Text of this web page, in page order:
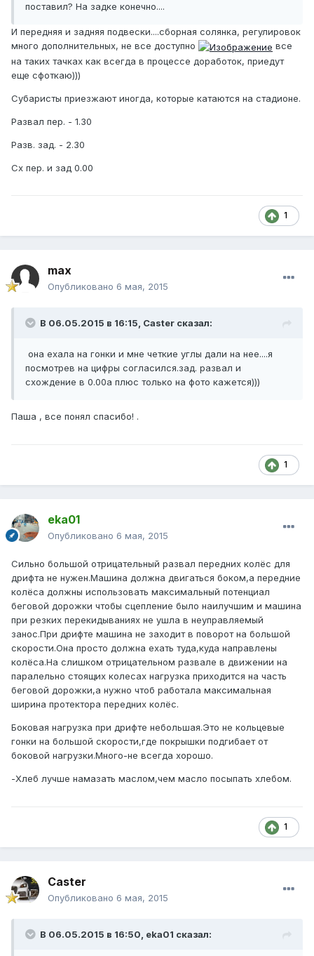
поставил? На задке конечно....
И передняя и задняя подвески....сборная солянка, регулировок
много дополнительных, не все доступно
все
на таких тачках как всегда в процессе доработок, приедут
еще сфоткаю)))
Субаристы приезжают иногда, которые катаются на стадионе.
Развал пер. - 1.30
Разв. зад. - 2.30
Сх пер. и зад 0.00
1
max
Опубликовано 6 мая, 2015
В 06.05.2015 в 16:15, Caster сказал:
она ехала на гонки и мне четкие углы дали на нее....я
посмотрев на цифры согласился.зад. развал и
схождение в 0.00а плюс только на фото кажется)))
Паша , все понял спасибо! .
1
eka01
Опубликовано 6 мая, 2015
Сильно большой отрицательный развал передних колёс для
дрифта не нужен.Машина должна двигаться боком,а передние
колёса должны использовать максимальный потенциал
беговой дорожки чтобы сцепление было наилучшим и машина
при резких перекидываниях не ушла в неуправляемый
занос.При дрифте машина не заходит в поворот на большой
скорости.Она просто должна ехать туда,куда направлены
колёса.На слишком отрицательном развале в движении на
паралельно стоящих колесах нагрузка приходится на часть
беговой дорожки,а нужно чтоб работала максимальная
ширина протектора передних колёс.
Боковая нагрузка при дрифте небольшая.Это не кольцевые
гонки на большой скорости,где покрышки подгибает от
боковой нагрузки.Много-не всегда хорошо.
-Хлеб лучше намазать маслом,чем масло посыпать хлебом.
1
Caster
Опубликовано 6 мая, 2015
В 06.05.2015 в 16:50, eka01 сказал: